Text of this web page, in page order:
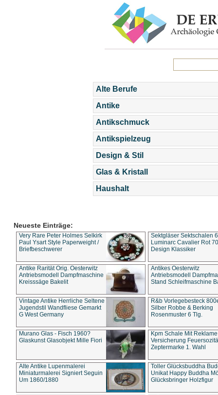
Alte Berufe
Antike
Antikschmuck
Antikspielzeug
Design & Stil
Glas & Kristall
Haushalt
Neueste Einträge:
Very Rare Peter Holmes Selkirk
Paul Ysart Style Paperweight /
Briefbeschwerer
Sektgläser Sektschalen
Luminarc Cavalier Rot
Design Klassiker
Antike Rarität Orig. Oesterwitz
Antriebsmodell Dampfmaschine
Kreisssäge Bakelit
Antikes Oesterwitz
Antriebsmodell
Stand Schleifmaschine
Vintage Antike Herrliche Seltene
Jugendstil Wandfliese Gemarkt
G West Germany
R&b Vorlegebesteck
Silber Robbe & Berking
Rosenmuster 6 Tlg.
Murano Glas - Fisch 1960?
Glaskunst Glasobjekt Mille Fiori
Kpm Schale Mit Reklame
Versicherung
Zeptermarke 1. Wahl
Alte Antike Lupenmalerei
Miniaturmalerei Signiert Seguin
Um 1860/1880
Toller Glücksbuddha
Unikat Happy Buddha
Glücksbringer Holzfigur